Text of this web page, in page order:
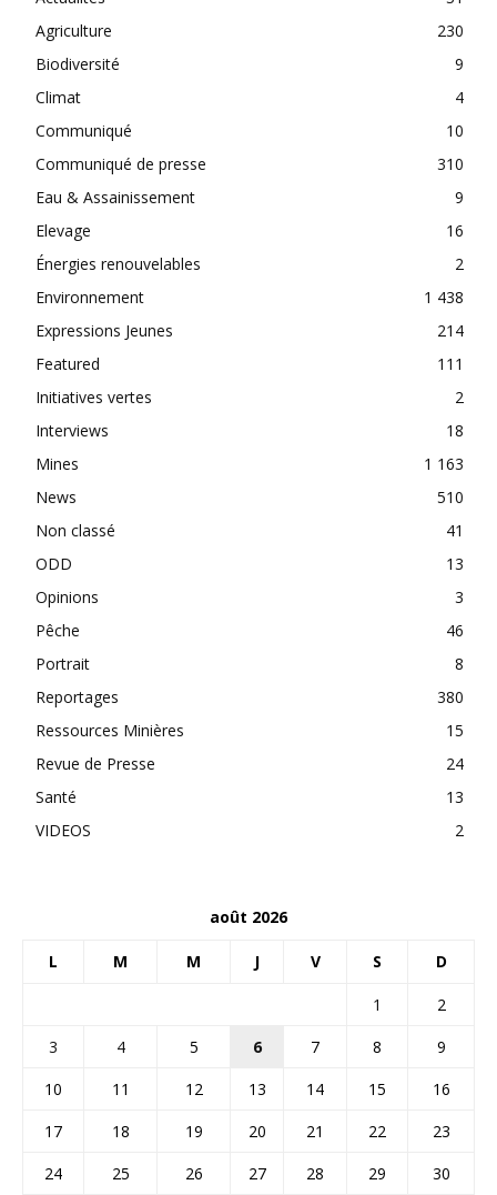
Agriculture
230
Biodiversité
9
Climat
4
Communiqué
10
Communiqué de presse
310
Eau & Assainissement
9
Elevage
16
Énergies renouvelables
2
Environnement
1 438
Expressions Jeunes
214
Featured
111
Initiatives vertes
2
Interviews
18
Mines
1 163
News
510
Non classé
41
ODD
13
Opinions
3
Pêche
46
Portrait
8
Reportages
380
Ressources Minières
15
Revue de Presse
24
Santé
13
VIDEOS
2
août 2026
L M M J V S D
1
2
3
4 5 6 7 8
9
10
11 12 13 14 15
16
17
18 19 20 21 22
23
24
25 26 27 28 29
30